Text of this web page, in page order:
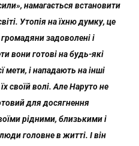
намагається встановити
Утопія на їхню думку, це
задоволені і
вони готові на будь-які
мети, і нападають на інші
своїй волі. Але Наруто не
для досягнення
рідними, близькими і
головне в житті. І він